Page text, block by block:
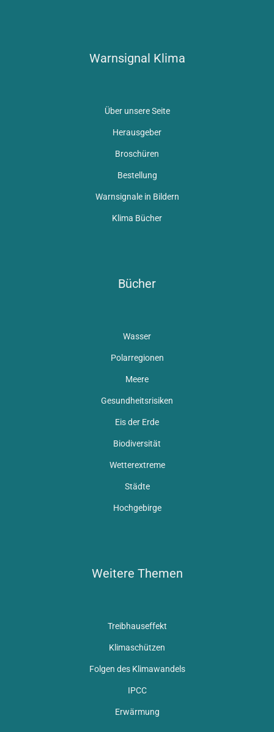
Warnsignal Klima
Über unsere Seite
Herausgeber
Broschüren
Bestellung
Warnsignale in Bildern
Klima Bücher
Bücher
Wasser
Polarregionen
Meere
Gesundheitsrisiken
Eis der Erde
Biodiversität
Wetterextreme
Städte
Hochgebirge
Weitere Themen
Treibhauseffekt
Klimaschützen
Folgen des Klimawandels
IPCC
Erwärmung